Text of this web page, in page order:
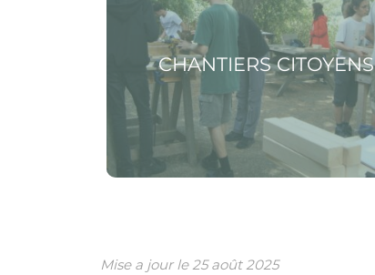
CHANTIERS CITOYENS
Mise a jour le25 août 2025